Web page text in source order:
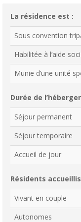
La résidence est :
Sous convention
Habilitée à l’aide
Munie d’une unité
Durée de
Séjour permanent
Séjour temporaire
Accueil de jour
Résidents
Vivant en couple
Autonomes